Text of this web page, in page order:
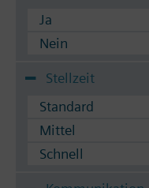
Ja
Nein
Stellzeit
Standard
Mittel
Schnell